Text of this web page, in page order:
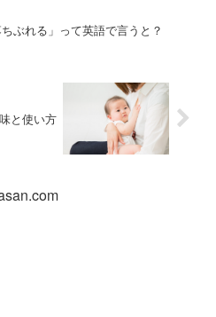
ちぶれる」って英語で言うと？
と使い方